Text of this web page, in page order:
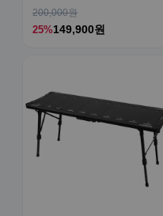
200,000원
25%149,900원